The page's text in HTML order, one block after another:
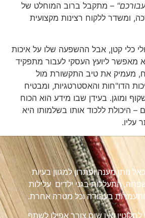
" – מתקבל ברוב המוחלט של
ומשדר ללקוח רצינות מקצועית
כלי קטן, אבל ההשפעה שלו על איכות
מאפשר ליועץ העסקי לעבור מתפקיד
מעמיק את טיב התקשורת מול
הדו"חות והאסטרטגיות, ומבטיח
ומוגן. בעידן שבו מידע הוא הכוח
– היכולת ללכוד אותו בשלמותו היא
עליו.
נותן מענה ופתרון למגוון בעיות
התעללות בגני ילדים עלילות
בעבודה וכל מטרה אחרת.
ואין שום צורך אפילו לשתף